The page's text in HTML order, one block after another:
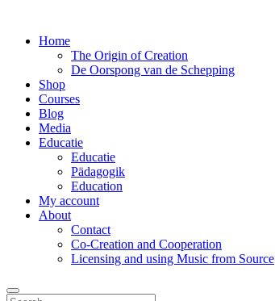
Home
The Origin of Creation
De Oorspong van de Schepping
Shop
Courses
Blog
Media
Educatie
Educatie
Pädagogik
Education
My account
About
Contact
Co-Creation and Cooperation
Licensing and using Music from Source